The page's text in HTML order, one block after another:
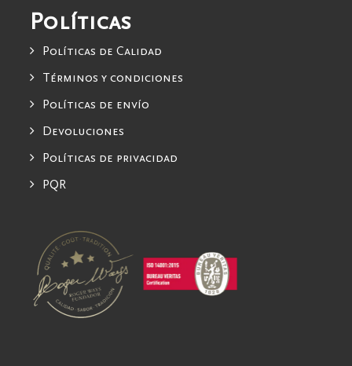
Políticas
Políticas de Calidad
Términos y condiciones
Políticas de envío
Devoluciones
Políticas de privacidad
PQR